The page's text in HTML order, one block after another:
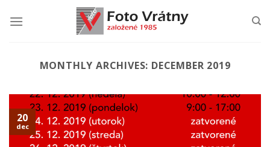
MONTHLY ARCHIVES: DECEMBER 2019
20
dec